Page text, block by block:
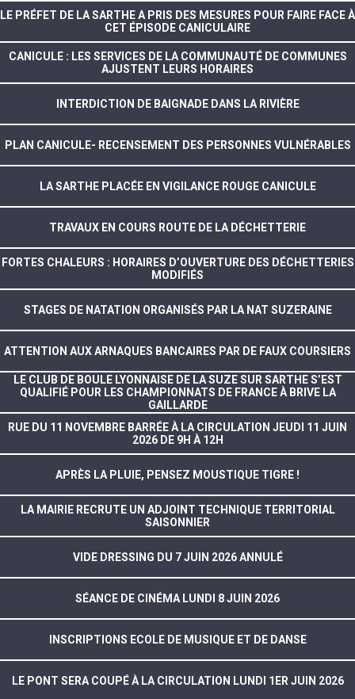
LE PRÉFET DE LA SARTHE A PRIS DES MESURES POUR FAIRE FACE À
CET ÉPISODE CANICULAIRE
CANICULE : LES SERVICES DE LA COMMUNAUTÉ DE COMMUNES
AJUSTENT LEURS HORAIRES
INTERDICTION DE BAIGNADE DANS LA RIVIÈRE
PLAN CANICULE- RECENSEMENT DES PERSONNES VULNÉRABLES
LA SARTHE PLACÉE EN VIGILANCE ROUGE CANICULE
TRAVAUX EN COURS ROUTE DE LA DÉCHETTERIE
FORTES CHALEURS : HORAIRES D’OUVERTURE DES DÉCHETTERIES
MODIFIÉS
STAGES DE NATATION ORGANISÉS PAR LA NAT SUZERAINE
ATTENTION AUX ARNAQUES BANCAIRES PAR DE FAUX COURSIERS
LE CLUB DE BOULE LYONNAISE DE LA SUZE SUR SARTHE S’EST
QUALIFIÉ POUR LES CHAMPIONNATS DE FRANCE À BRIVE LA
GAILLARDE
RUE DU 11 NOVEMBRE BARRÉE À LA CIRCULATION JEUDI 11 JUIN
2026 DE 9H À 12H
APRÈS LA PLUIE, PENSEZ MOUSTIQUE TIGRE !
LA MAIRIE RECRUTE UN ADJOINT TECHNIQUE TERRITORIAL
SAISONNIER
VIDE DRESSING DU 7 JUIN 2026 ANNULÉ
SÉANCE DE CINÉMA LUNDI 8 JUIN 2026
INSCRIPTIONS ECOLE DE MUSIQUE ET DE DANSE
LE PONT SERA COUPÉ À LA CIRCULATION LUNDI 1ER JUIN 2026